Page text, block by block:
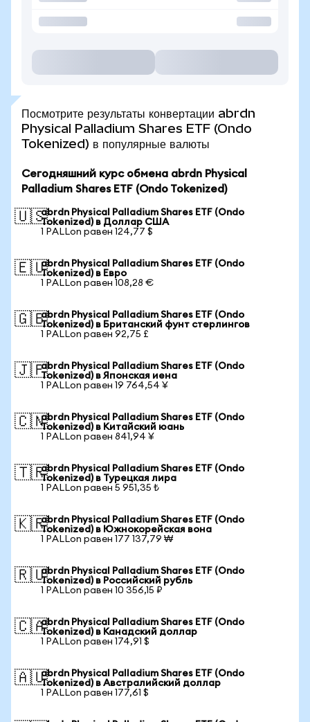
Посмотрите результаты конвертации abrdn
Physical Palladium Shares ETF (Ondo
Tokenized) в популярные валюты
Сегодняшний курс обмена abrdn Physical
Palladium Shares ETF (Ondo Tokenized)
🇺🇸abrdn Physical Palladium Shares ETF (Ondo
Tokenized) в Доллар США
1 PALLon равен 124,77 $
🇪🇺abrdn Physical Palladium Shares ETF (Ondo
Tokenized) в Евро
1 PALLon равен 108,28 €
🇬🇧abrdn Physical Palladium Shares ETF (Ondo
Tokenized) в Британский фунт стерлингов
1 PALLon равен 92,75 £
🇯🇵abrdn Physical Palladium Shares ETF (Ondo
Tokenized) в Японская иена
1 PALLon равен 19 764,54 ¥
🇨🇳abrdn Physical Palladium Shares ETF (Ondo
Tokenized) в Китайский юань
1 PALLon равен 841,94 ¥
🇹🇷abrdn Physical Palladium Shares ETF (Ondo
Tokenized) в Турецкая лира
1 PALLon равен 5 951,35 ₺
🇰🇷abrdn Physical Palladium Shares ETF (Ondo
Tokenized) в Южнокорейская вона
1 PALLon равен 177 137,79 ₩
🇷🇺abrdn Physical Palladium Shares ETF (Ondo
Tokenized) в Российский рубль
1 PALLon равен 10 356,15 ₽
🇨🇦abrdn Physical Palladium Shares ETF (Ondo
Tokenized) в Канадский доллар
1 PALLon равен 174,91 $
🇦🇺abrdn Physical Palladium Shares ETF (Ondo
Tokenized) в Австралийский доллар
1 PALLon равен 177,61 $